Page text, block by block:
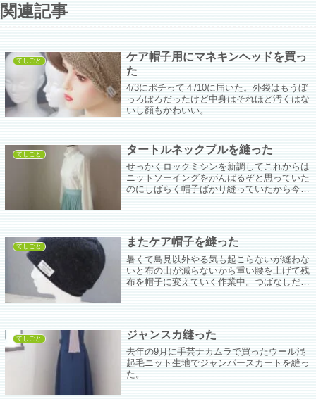
関連記事
てしごと
ケア帽子用にマネキンヘッドを買っ
た
4/3にポチって４/10に届いた。外袋はもうぼ
っろぼろだったけど中身はそれほど汚くはな
いし顔もかわいい。
てしごと タートルネックプルを縫った
せっかくロックミシンを新調してこれからは
ニットソーイングをがんばるぞと思っていた
のにしばらく帽子ばかり縫っていたから今年
てしごと またケア帽子を縫った
暑くて鳥見以外やる気も起こらないが縫わな
いと布の山が減らないから重い腰を上げて残
布を帽子に変えていく作業中。つばなしだと
てしごと ジャンスカ縫った
去年の9月に手芸ナカムラで買ったウール混
起毛ニット生地でジャンパースカートを縫っ
た。